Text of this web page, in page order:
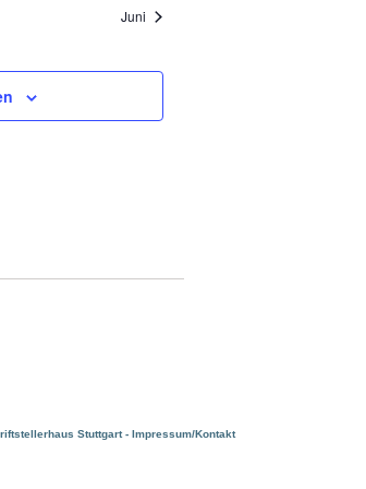
Juni
Stuttgart - Impressum/Kontakt